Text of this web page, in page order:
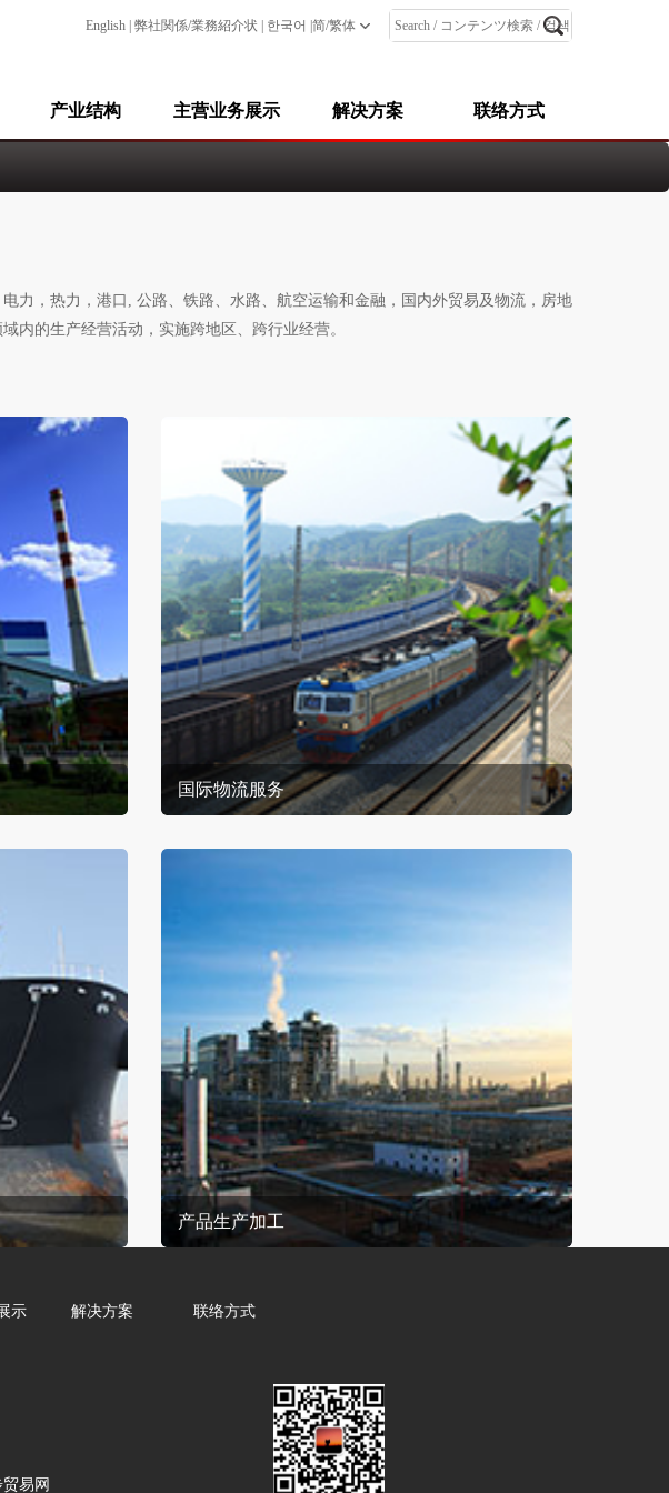
English 弊社関係/業務紹介状 한국어 简/繁体
产业结构 主营业务展示 解决方案 联络方式
力，热力，港口, 公路、铁路、水路、航空运输和金融，国内外贸易及物流，房地
内的生产经营活动，实施跨地区、跨行业经营。
国际物流服务
产品生产加工
示 解决方案 联络方式
易网